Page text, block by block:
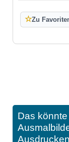
☆Zu
Das